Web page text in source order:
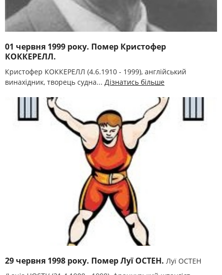
01 червня 1999 року. Помер Кристофер
КОККЕРЕЛЛ.
Кристофер КОККЕРЕЛЛ (4.6.1910 - 1999), англійський
винахідник, творець судна... Дізнатись більше
29 червня 1998 року. Помер Луї ОСТЕН. Луї ОСТЕН